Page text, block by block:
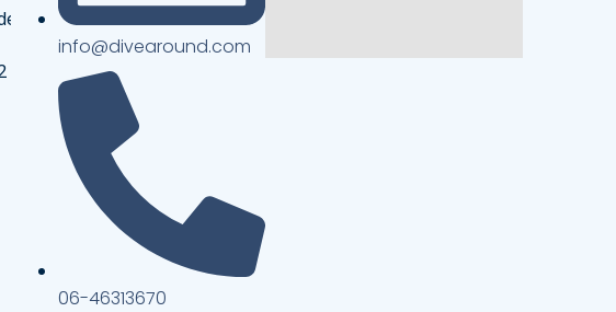
info@divearound.com
06-46313670